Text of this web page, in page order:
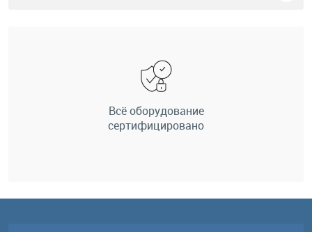
Всё оборудование
сертифицировано